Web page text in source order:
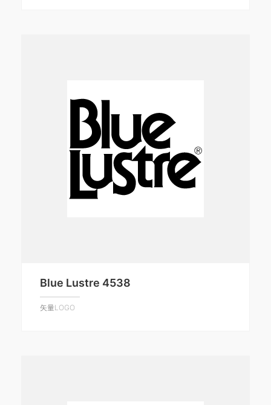
Blue Lustre 4538
矢量LOGO